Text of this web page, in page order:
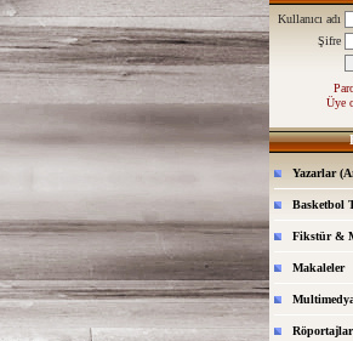
Kullanıcı adı
Şifre
Üye
Yazarlar
Basketbol
Fikstür &
Makaleler
Röportajlar